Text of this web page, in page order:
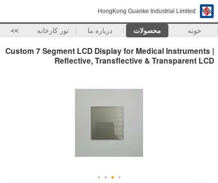
HongKong Guanke Industrial Limited
خونه محصولات درباره ما تور کارخانه >>
Custom 7 Segment LCD Display for Medical Instruments |
Reflective, Transflective & Transparent LCD